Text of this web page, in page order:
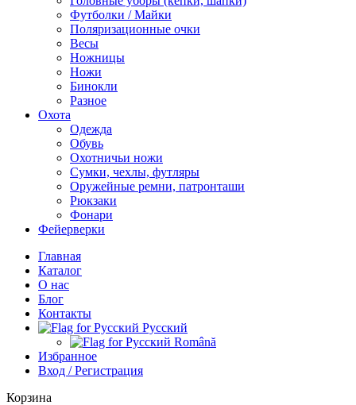
Футболки / Майки
Поляризационные очки
Весы
Ножницы
Ножи
Бинокли
Разное
Охота
Одежда
Обувь
Охотничьи ножи
Сумки, чехлы, футляры
Оружейные ремни, патронташи
Рюкзаки
Фонари
Фейерверки
Главная
Каталог
О нас
Блог
Контакты
Русский
Română
Избранное
Вход / Регистрация
Корзина